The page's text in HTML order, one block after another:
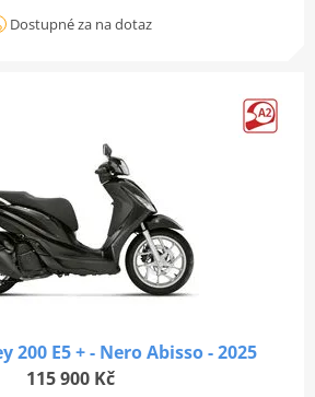
Dostupné za na dotaz
200 E5 + - Nero Abisso - 2025
115 900 Kč